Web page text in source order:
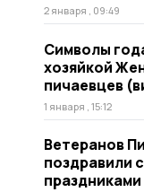
2 января , 09:49
Символы
хозяйкой
пичаевцев
1 января , 15:12
Ветеранов
поздравили
праздниками